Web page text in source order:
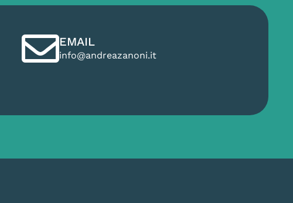
EMAIL
info@andreazanoni.it